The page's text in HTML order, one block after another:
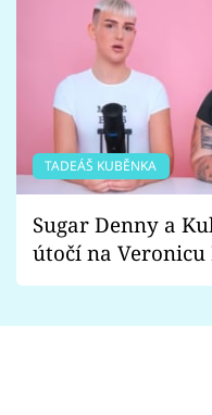
TADEÁŠ KUBĚNKA
Sugar Denny a
útočí na Veronicu
Proč je podle